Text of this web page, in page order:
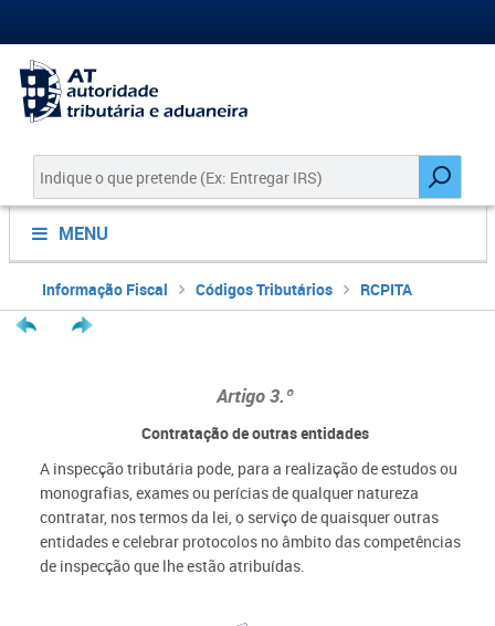
MENU
Informação Fiscal Códigos Tributários RCPITA
Artigo 3.º
Contratação de outras entidades
A inspecção tributária pode, para a realização de estudos ou
monografias, exames ou perícias de qualquer natureza
contratar, nos termos da lei, o serviço de quaisquer outras
entidades e celebrar protocolos no âmbito das competências
de inspecção que lhe estão atribuídas.